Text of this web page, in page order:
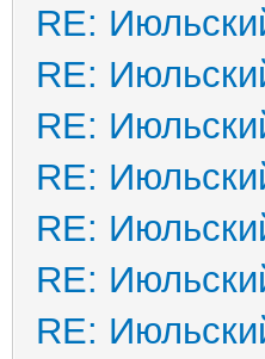
RE:
RE:
RE:
RE:
RE:
RE:
RE: